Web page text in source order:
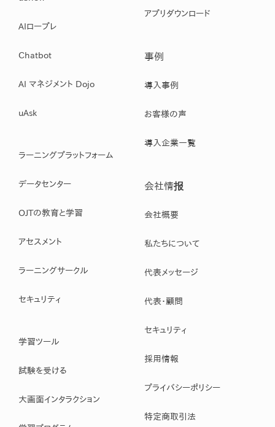
AIロープレ
Chatbot
AI マネジメント Dojo
uAsk
ラーニングプラットフォーム
データセンター
OJTの教育と学習
アセスメント
ラーニングサークル
セキュリティ
学習ツール
試験を受ける
大画面インタラクション
アプリダウンロード
事例
導入事例
お客様の声
導入企業一覧
会社情报
会社概要
私たちについて
代表メッセージ
代表・顧問
セキュリティ
採用情報
プライバシーポリシー
特定商取引法